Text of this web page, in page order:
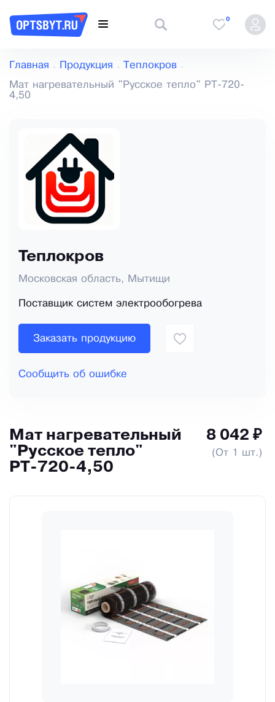
0
Главная Продукция Теплокров
Мат нагревательный "Русское тепло" РТ-720-
4,50
Теплокров
Московская область, Мытищи
Поставщик систем электрообогрева
Заказать продукцию
Сообщить об ошибке
Мат нагревательный
"Русское тепло"
РТ-720-4,50
8 042 ₽
(От 1 шт.)